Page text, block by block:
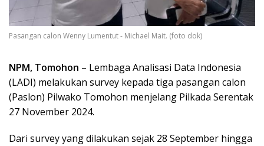
Pasangan calon Wenny Lumentut - Michael Mait. (foto dok)
NPM, Tomohon – Lembaga Analisasi Data Indonesia
(LADI) melakukan survey kepada tiga pasangan calon
(Paslon) Pilwako Tomohon menjelang Pilkada Serentak
27 November 2024.
Dari survey yang dilakukan sejak 28 September hingga